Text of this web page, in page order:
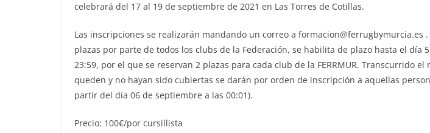
celebrará del 17 al 19 de septiembre de 2021 en Las Torres de Cotillas.
Las inscripciones se realizarán mandando un correo a formacion@ferrugbymurcia.es
plazas por parte de todos los clubs de la Federación, se habilita de plazo hasta el día
23:59, por el que se reservan 2 plazas para cada club de la FERRMUR. Transcurrido el
queden y no hayan sido cubiertas se darán por orden de inscripción a aquellas
partir del día 06 de septiembre a las 00:01).
Precio: 100€/por cursillista